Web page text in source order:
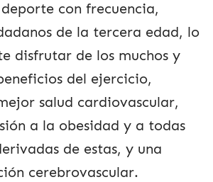
con frecuencia,
de la tercera edad, lo
disfrutar de los muchos y
del ejercicio,
salud cardiovascular,
a la obesidad y a todas
de estas, y una
cerebrovascular.